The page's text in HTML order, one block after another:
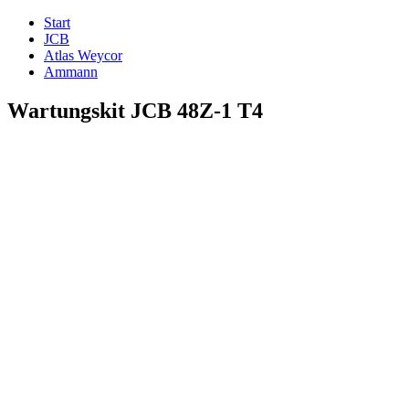
Start
JCB
Atlas Weycor
Ammann
Wartungskit JCB 48Z-1 T4